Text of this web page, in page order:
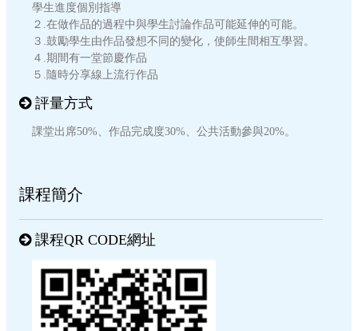
學生進度個別指導
２.在做作品的過程中與學生討論作品可能延伸的可能。
３.鼓勵學生由作品發想不同的變化，使師生間相互學習。
４.期間有一堂節慶作品
５.隨時分享線上流行作品
評量方式
課堂出席50%、作品完成度30%、公共活動參與20%。
課程簡介
課程QR CODE網址